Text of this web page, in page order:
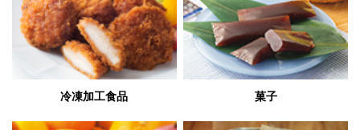
冷凍加工食品 菓子